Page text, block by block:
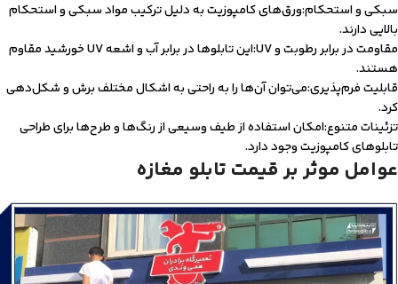
سبکی و استحکام:ورق‌های کامپوزیت به دلیل ترکیب مواد سبکی و استحکام
بالایی دارند.
مقاومت در برابر رطوبت و UV:این تابلوها در برابر آب و اشعه UV خورشید مقاوم
هستند.
قابلیت فرم‌پذیری:می‌توان آن‌ها را به راحتی به اشکال مختلف برش و شکل‌دهی
کرد.
تزئینات متنوع:امکان استفاده از طیف وسیعی از رنگ‌ها و طرح‌ها برای طراحی
تابلوهای کامپوزیت وجود دارد.
عوامل موثر بر قیمت تابلو مغازه